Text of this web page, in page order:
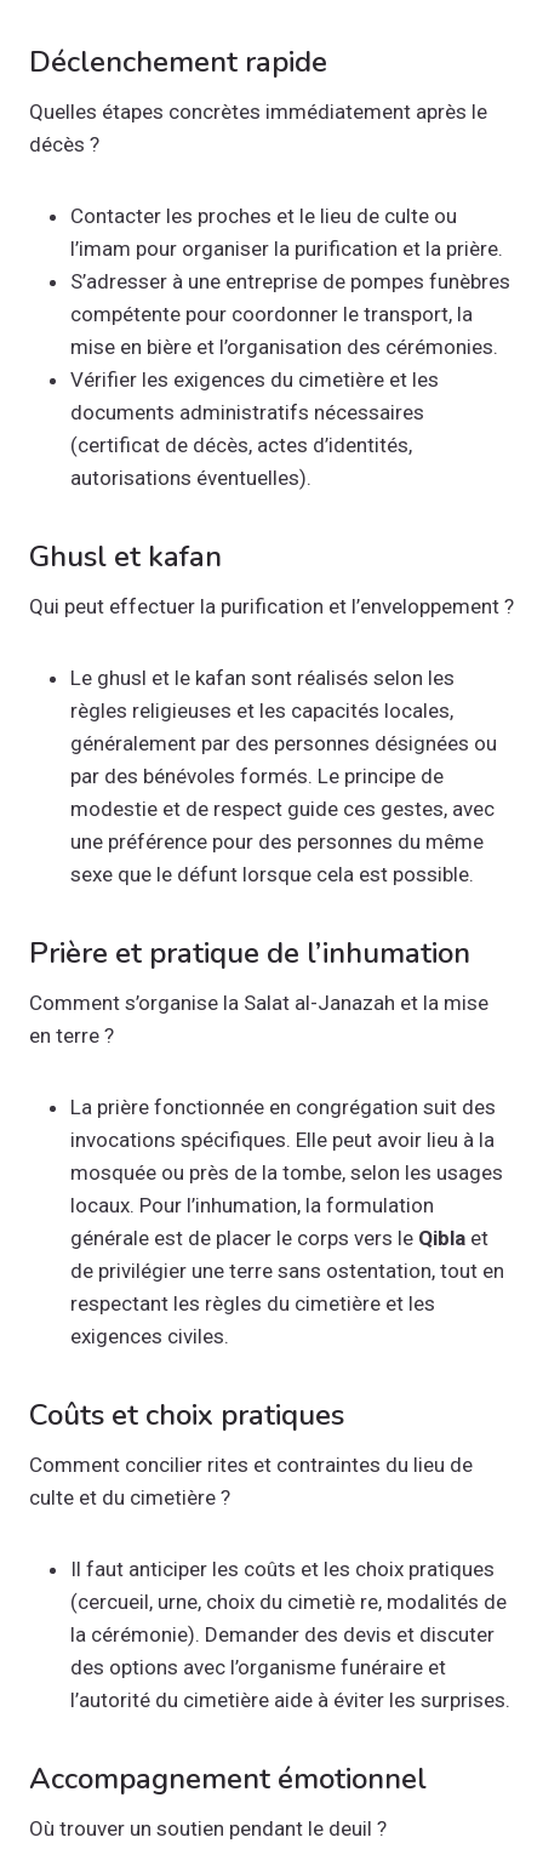
Déclenchement rapide
Quelles étapes concrètes immédiatement après le
décès ?
Contacter les proches et le lieu de culte ou
l’imam pour organiser la purification et la prière.
S’adresser à une entreprise de pompes funèbres
compétente pour coordonner le transport, la
mise en bière et l’organisation des cérémonies.
Vérifier les exigences du cimetière et les
documents administratifs nécessaires
(certificat de décès, actes d’identités,
autorisations éventuelles).
Ghusl et kafan
Qui peut effectuer la purification et l’enveloppement ?
Le ghusl et le kafan sont réalisés selon les
règles religieuses et les capacités locales,
généralement par des personnes désignées ou
par des bénévoles formés. Le principe de
modestie et de respect guide ces gestes, avec
une préférence pour des personnes du même
sexe que le défunt lorsque cela est possible.
Prière et pratique de l’inhumation
Comment s’organise la Salat al-Janazah et la mise
en terre ?
La prière fonctionnée en congrégation suit des
invocations spécifiques. Elle peut avoir lieu à la
mosquée ou près de la tombe, selon les usages
locaux. Pour l’inhumation, la formulation
générale est de placer le corps vers le Qibla et
de privilégier une terre sans ostentation, tout en
respectant les règles du cimetière et les
exigences civiles.
Coûts et choix pratiques
Comment concilier rites et contraintes du lieu de
culte et du cimetière ?
Il faut anticiper les coûts et les choix pratiques
(cercueil, urne, choix du cimetiè re, modalités de
la cérémonie). Demander des devis et discuter
des options avec l’organisme funéraire et
l’autorité du cimetière aide à éviter les surprises.
Accompagnement émotionnel
Où trouver un soutien pendant le deuil ?